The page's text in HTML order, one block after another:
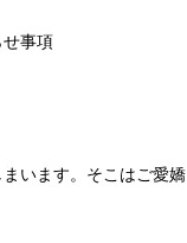
事項
います。そこはご愛嬌